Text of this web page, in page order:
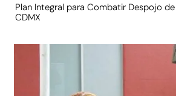
Plan Integral para Combatir Despojo
CDMX